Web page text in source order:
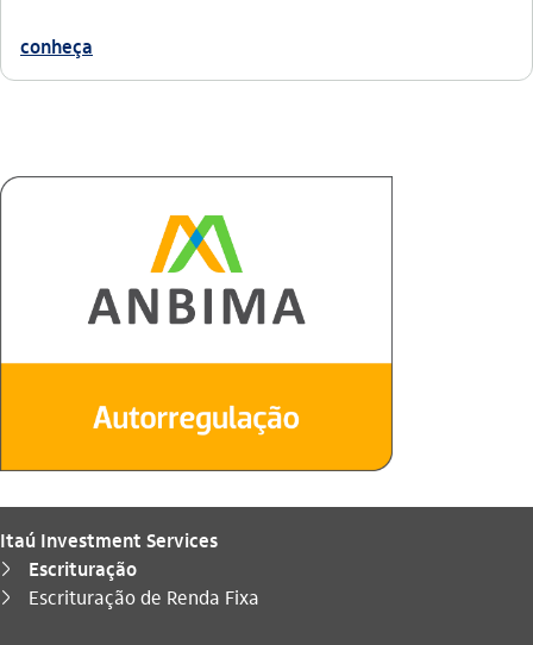
conheça
Itaú Investment Services
seta_direita Escrituração
seta_direita
Você está aqui:
Escrituração de Renda Fixa